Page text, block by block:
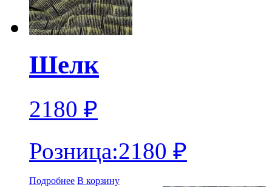
Шелк
2180 ₽
Розница:2180 ₽
Подробнее В корзину